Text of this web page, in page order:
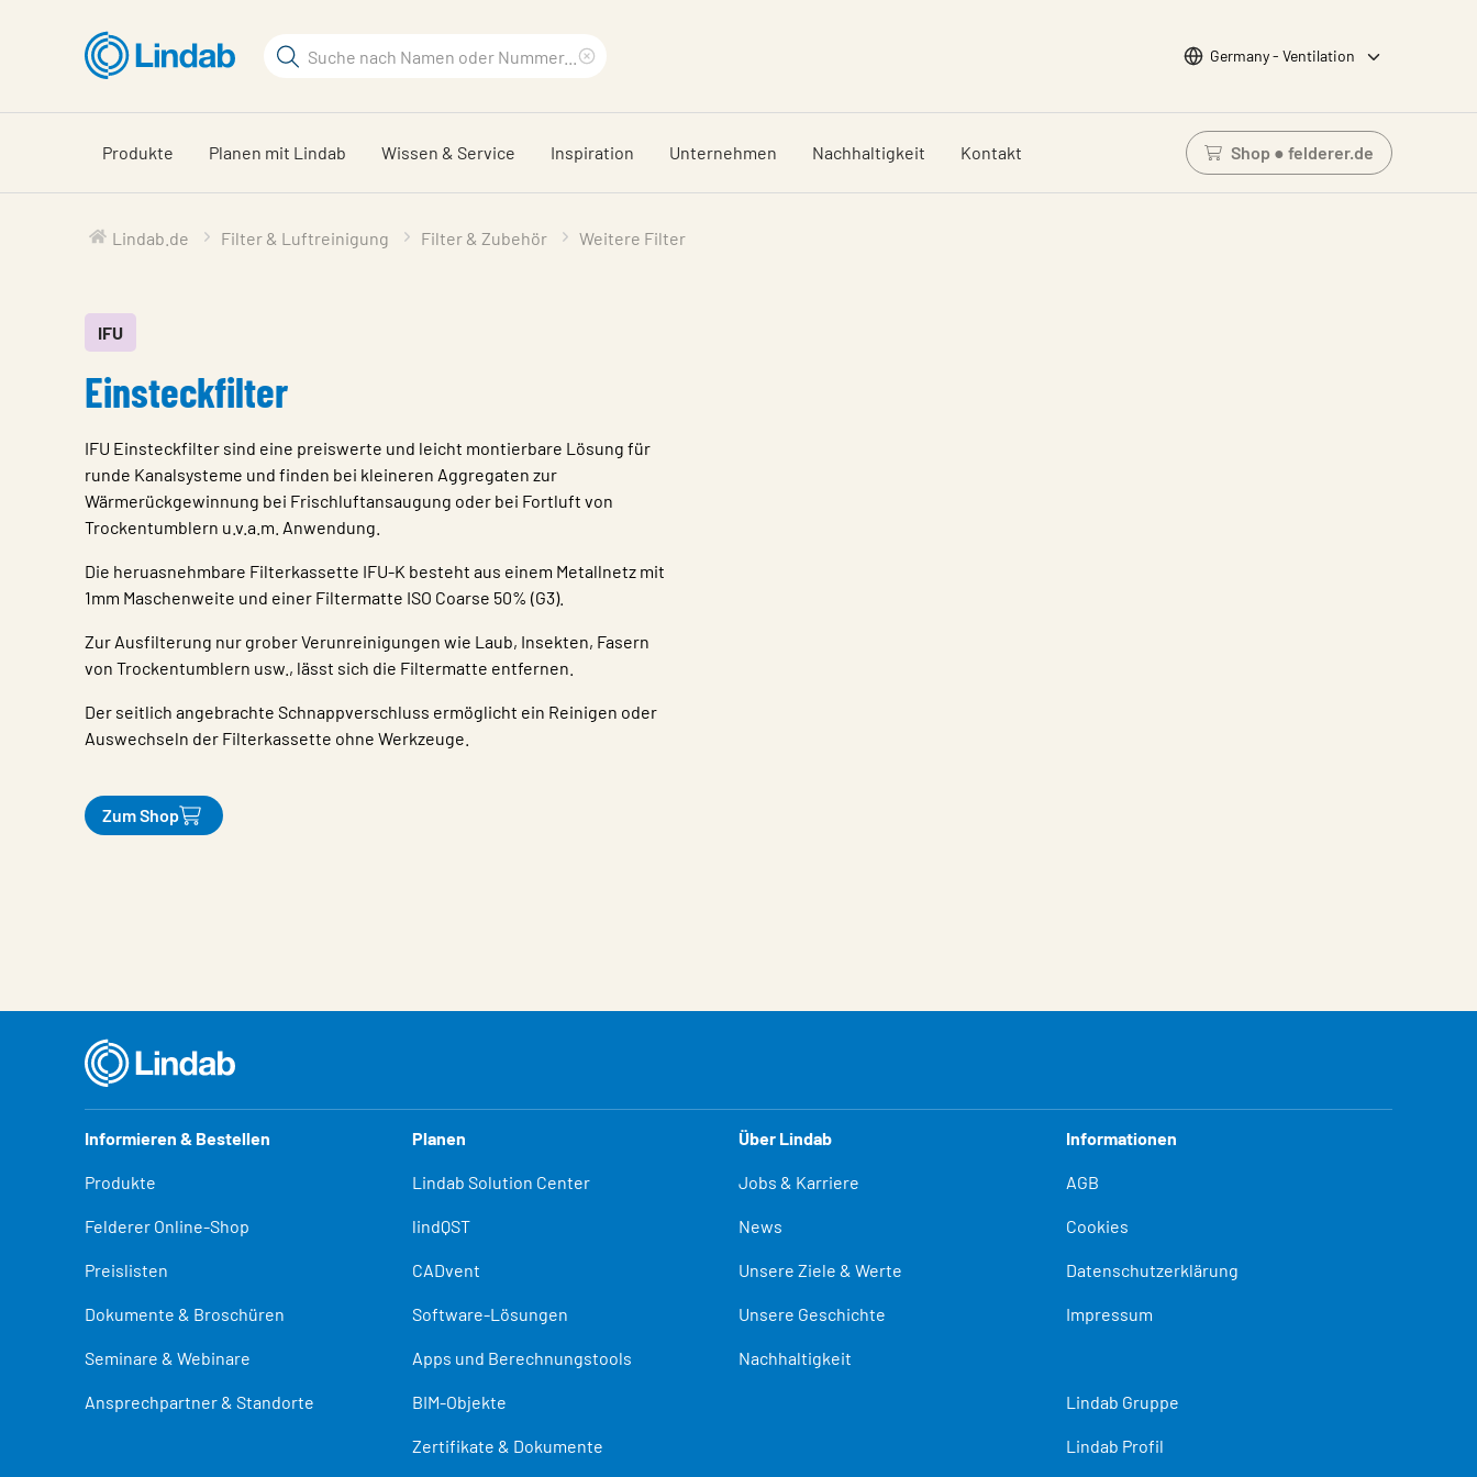
Hauptinhalt
Suchbegriff
durchsuchen
löschen
Wähle Sprache
Germany - Ventilation
Produkte Planen mit Lindab Wissen & Service Inspiration Unternehmen Nachhaltigkeit Kontakt Shop ● felderer.de
Einloggen um den
Lindab.de Filter & Luftreinigung Filter & Zubehör Weitere Filter
IFU
Einsteckfilter
IFU Einsteckfilter sind eine preiswerte und leicht montierbare Lösung für
runde Kanalsysteme und finden bei kleineren Aggregaten zur
Wärmerückgewinnung bei Frischluftansaugung oder bei Fortluft von
Trockentumblern u.v.a.m. Anwendung.
Die heruasnehmbare Filterkassette IFU-K besteht aus einem Metallnetz mit
1mm Maschenweite und einer Filtermatte ISO Coarse 50% (G3).
Zur Ausfilterung nur grober Verunreinigungen wie Laub, Insekten, Fasern
von Trockentumblern usw., lässt sich die Filtermatte entfernen.
Der seitlich angebrachte Schnappverschluss ermöglicht ein Reinigen oder
Auswechseln der Filterkassette ohne Werkzeuge.
Zum Shop
Informieren & Bestellen
Produkte
Felderer Online-Shop
Preislisten
Dokumente & Broschüren
Seminare & Webinare
Ansprechpartner & Standorte
Planen
Lindab Solution Center
lindQST
CADvent
Software-Lösungen
Apps und Berechnungstools
BIM-Objekte
Zertifikate & Dokumente
Über Lindab
Jobs & Karriere
News
Unsere Ziele & Werte
Unsere Geschichte
Nachhaltigkeit
Informationen
AGB
Cookies
Datenschutzerklärung
Impressum
Lindab Gruppe
Lindab Profil